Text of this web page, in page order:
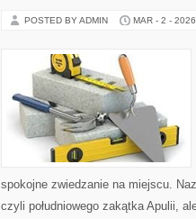
POSTED BY ADMIN MAR - 2 - 2026
spokojne zwiedzanie na miejscu.
czyli południowego zakątka Apulii,